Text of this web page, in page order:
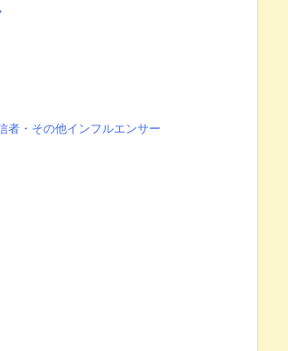
者・その他インフルエンサー